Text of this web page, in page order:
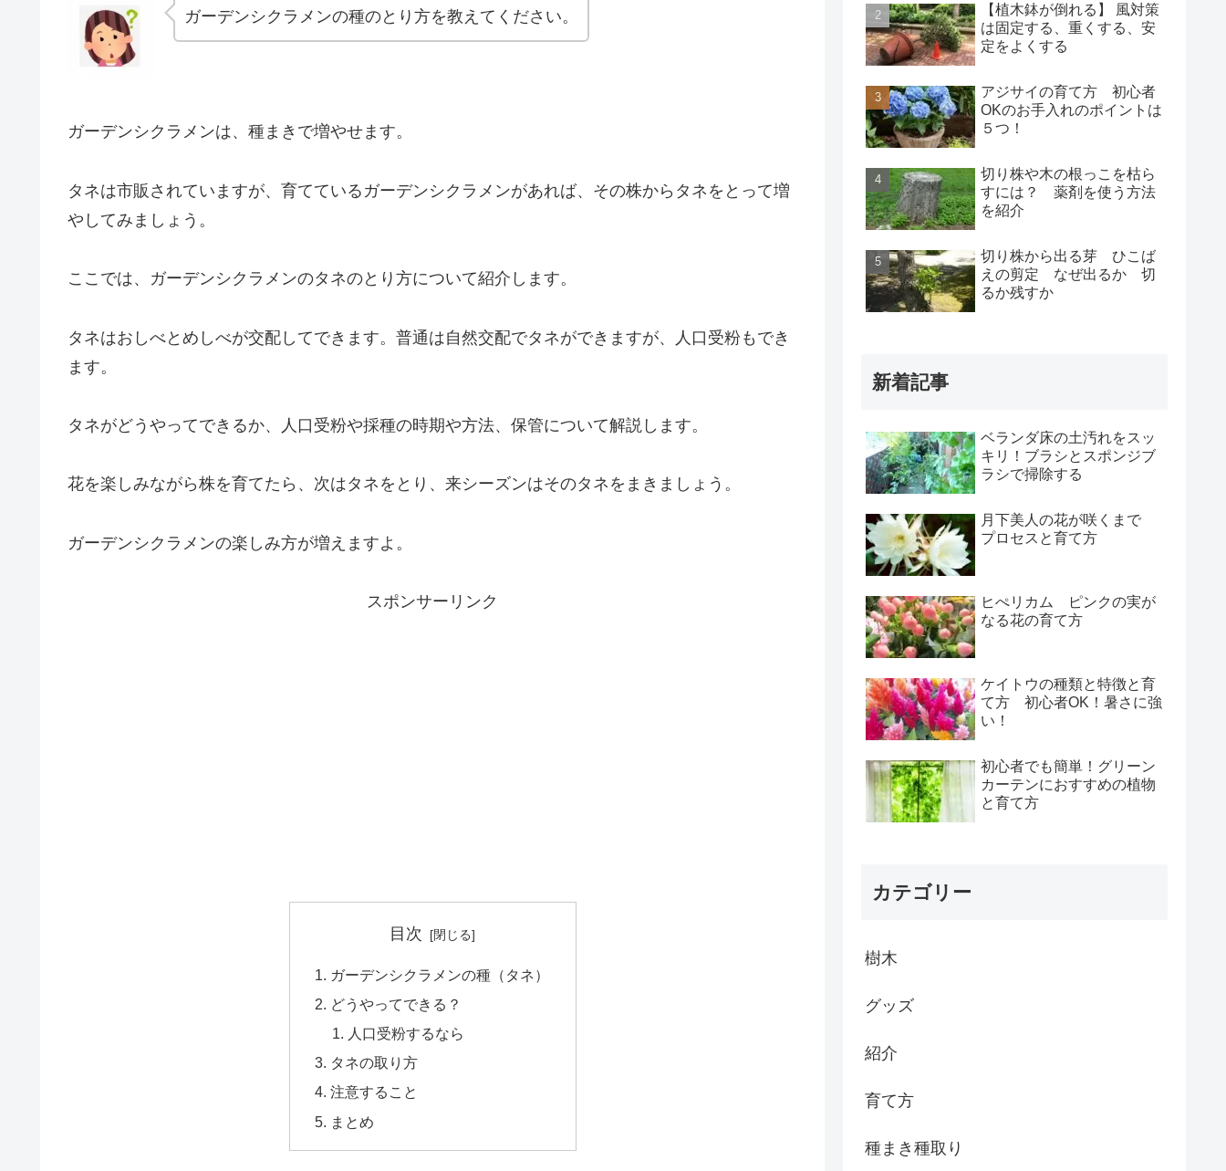
ガーデンシクラメンの種のとり方を教えてください。
ガーデンシクラメンは、種まきで増やせます。
タネは市販されていますが、育てているガーデンシクラメンがあれば、その株からタネをとって増
やしてみましょう。
ここでは、ガーデンシクラメンのタネのとり方について紹介します。
タネはおしべとめしべが交配してできます。普通は自然交配でタネができますが、人口受粉もでき
ます。
タネがどうやってできるか、人口受粉や採種の時期や方法、保管について解説します。
花を楽しみながら株を育てたら、次はタネをとり、来シーズンはそのタネをまきましょう。
ガーデンシクラメンの楽しみ方が増えますよ。
スポンサーリンク
目次
ガーデンシクラメンの種（タネ）
どうやってできる？
人口受粉するなら
タネの取り方
注意すること
まとめ
【植木鉢が倒れる】 風対策
は固定する、重くする、安
定をよくする
アジサイの育て方 初心者
OKのお手入れのポイントは
５つ！
切り株や木の根っこを枯ら
すには？ 薬剤を使う方法
を紹介
切り株から出る芽 ひこば
えの剪定 なぜ出るか 切
るか残すか
新着記事
ベランダ床の土汚れをスッ
キリ！ブラシとスポンジブ
ラシで掃除する
月下美人の花が咲くまで
プロセスと育て方
ヒぺリカム ピンクの実が
なる花の育て方
ケイトウの種類と特徴と育
て方 初心者OK！暑さに強
い！
初心者でも簡単！グリーン
カーテンにおすすめの植物
と育て方
カテゴリー
樹木
グッズ
紹介
育て方
種まき種取り